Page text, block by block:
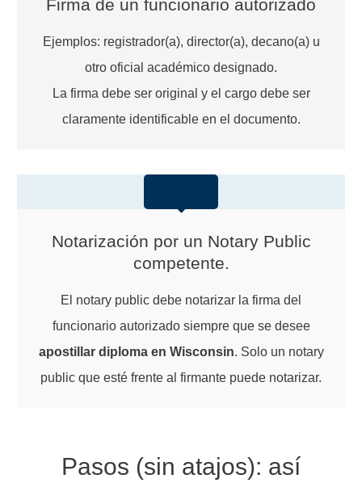
Firma de un funcionario autorizado
Ejemplos: registrador(a), director(a), decano(a) u
otro oficial académico designado.
La firma debe ser original y el cargo debe ser
claramente identificable en el documento.
Notarización por un Notary Public
competente.
El notary public debe notarizar la firma del
funcionario autorizado siempre que se desee
apostillar diploma en Wisconsin. Solo un notary
public que esté frente al firmante puede notarizar.
Pasos (sin atajos): así